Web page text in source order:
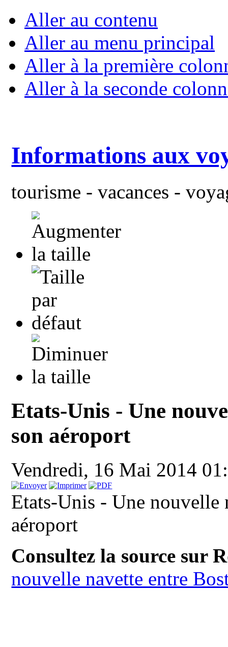
Aller au contenu
Aller au menu principal
Aller à la première
Aller à la seconde
Informations aux
tourisme - vacances -
Etats-Unis - Une
son aéroport
Vendredi, 16 Mai 2014
Etats-Unis - Une nouvelle
aéroport
Consultez la source sur
nouvelle navette entre